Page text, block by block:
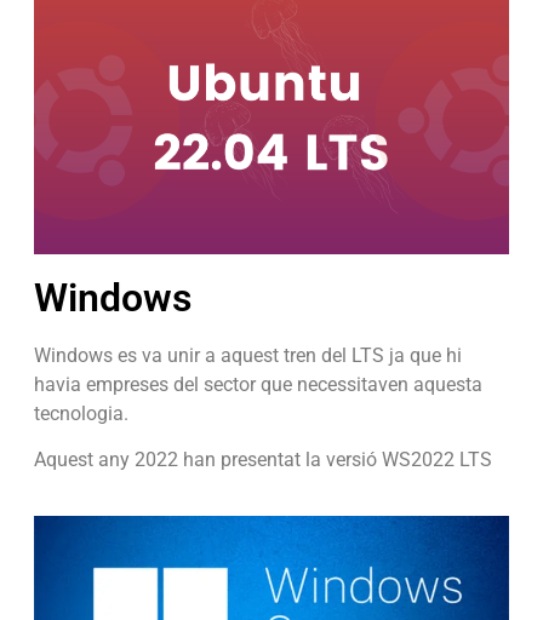
Windows
Windows es va unir a aquest tren del LTS ja que hi
havia empreses del sector que necessitaven aquesta
tecnologia.
Aquest any 2022 han presentat la versió WS2022 LTS